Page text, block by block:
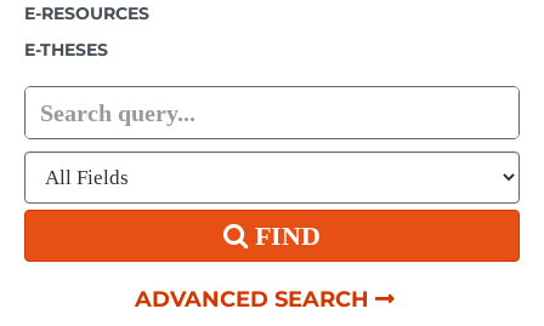
E-RESOURCES
E-THESES
FIND
ADVANCED SEARCH